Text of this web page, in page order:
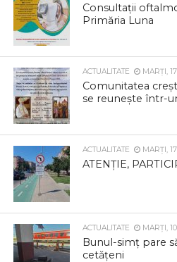
Consultații
Primăria Luna
ACTUALITATE MARȚI,
Comunitatea
se reunește într-
ACTUALITATE MARȚI,
ATENȚIE,
ACTUALITATE MARȚI,
Bunul-simț pare
cetățeni